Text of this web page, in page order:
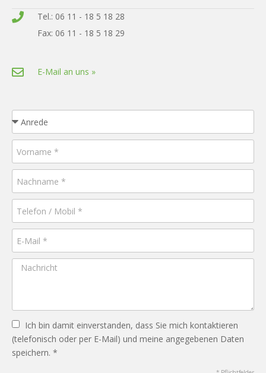
Tel.: 06 11 - 18 5 18 28
Fax: 06 11 - 18 5 18 29
E-Mail an uns »
Ich bin damit einverstanden, dass Sie mich kontaktieren
(telefonisch oder per E-Mail) und meine angegebenen Daten
speichern. *